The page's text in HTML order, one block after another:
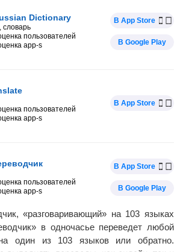
Dictionary
словарь
пользователей
app-s
В App Store
В Google Play
пользователей
app-s
В App Store
пользователей
app-s
В App Store
В Google Play
«разговаривающий» на 103 языках
в одночасье переведет любой
один из 103 языков или обратно.